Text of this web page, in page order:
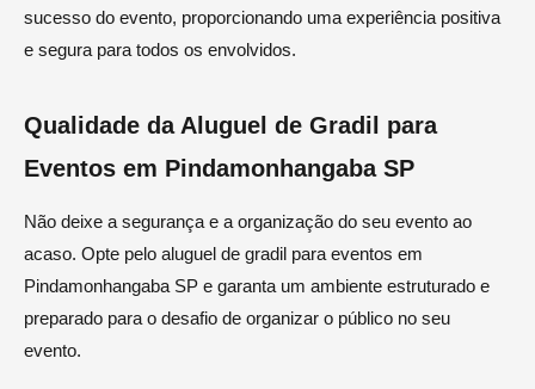
sucesso do evento, proporcionando uma experiência positiva
e segura para todos os envolvidos.
Qualidade da Aluguel de Gradil para
Eventos em Pindamonhangaba SP
Não deixe a segurança e a organização do seu evento ao
acaso. Opte pelo aluguel de gradil para eventos em
Pindamonhangaba SP e garanta um ambiente estruturado e
preparado para o desafio de organizar o público no seu
evento.